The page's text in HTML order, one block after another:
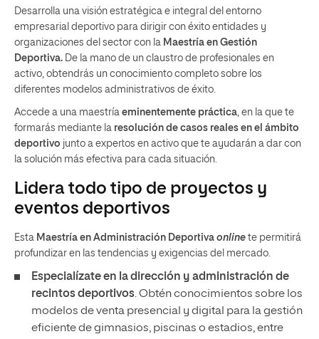
Desarrolla una visión estratégica e integral del entorno
empresarial deportivo para dirigir con éxito entidades y
organizaciones del sector con la Maestría en Gestión
Deportiva. De la mano de un claustro de profesionales en
activo, obtendrás un conocimiento completo sobre los
diferentes modelos administrativos de éxito.
Accede a una maestría eminentemente práctica, en la que te
formarás mediante la resolución de casos reales en el ámbito
deportivo junto a expertos en activo que te ayudarán a dar con
la solución más efectiva para cada situación.
Lidera todo tipo de proyectos y
eventos deportivos
Esta Maestría en Administración Deportiva online te permitirá
profundizar en las tendencias y exigencias del mercado.
Especialízate en la dirección y administración de
recintos deportivos. Obtén conocimientos sobre los
modelos de venta presencial y digital para la gestión
eficiente de gimnasios, piscinas o estadios, entre